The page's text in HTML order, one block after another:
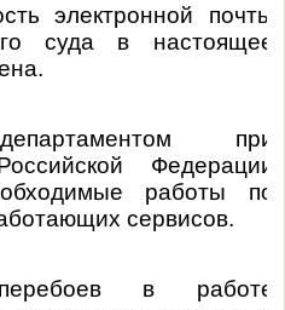
электронной почты
суда в настоящее
при
Федерации
работы по
сервисов.
в работе